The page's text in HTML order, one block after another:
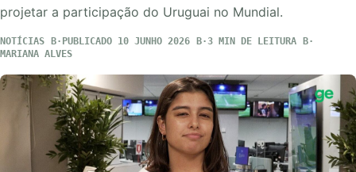
projetar a participação do Uruguai no Mundial.
NOTÍCIAS PUBLICADO 10 JUNHO 2026
3 MIN DE LEITURA
MARIANA ALVES